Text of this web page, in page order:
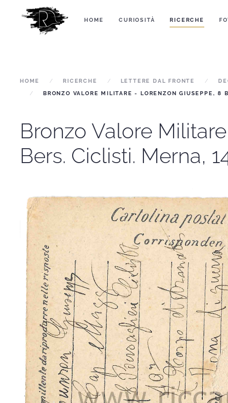
HOME CURIOSITÀ RICERCHE
HOME RICERCHE LETTERE DAL FRONTE
BRONZO VALORE MILITARE - LORENZON GIUSEPPE, 8
Bronzo Valore
Bers. Ciclisti. Merna,